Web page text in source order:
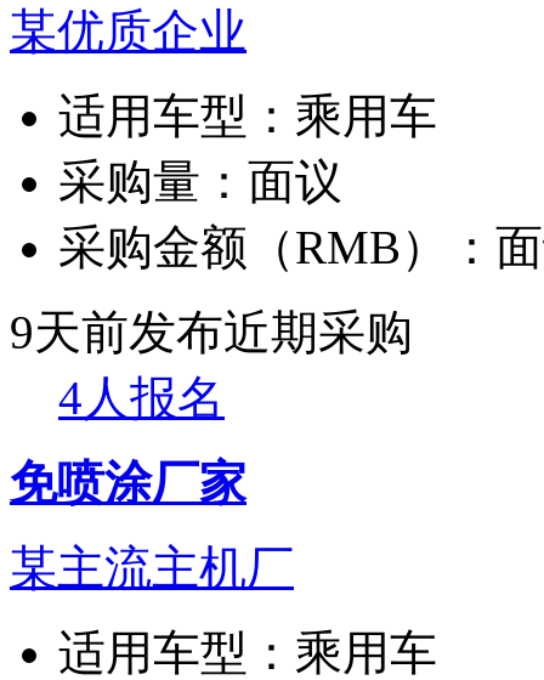
某优质企业
适用车型： 乘用车
采购量： 面议
采购金额（RMB）：
9天前发布近期采购
4人报名
免喷涂厂家
某主流主机厂
适用车型： 乘用车